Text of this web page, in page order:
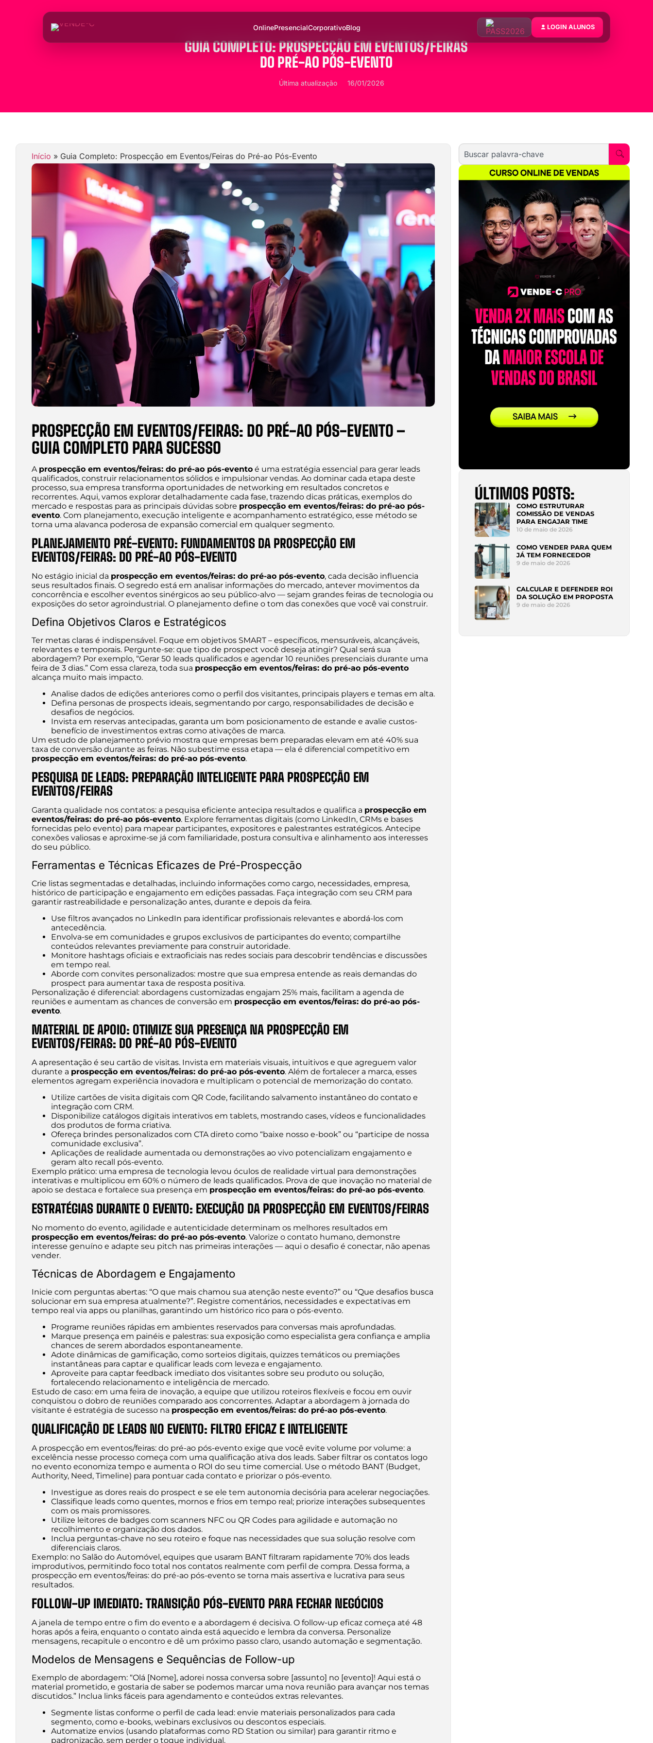
OnlinePresencialCorporativoBlog LOGIN ALUNOS
GUIA COMPLETO: PROSPECÇÃO EM EVENTOS/FEIRAS
DO PRÉ-AO PÓS-EVENTO
Última atualização 16/01/2026
Início » Guia Completo: Prospecção em Eventos/Feiras do Pré-ao Pós-Evento
PROSPECÇÃO EM EVENTOS/FEIRAS: DO PRÉ-AO PÓS-EVENTO –
GUIA COMPLETO PARA SUCESSO
A prospecção em eventos/feiras: do pré-ao pós-evento é uma estratégia essencial para gerar leads
qualificados, construir relacionamentos sólidos e impulsionar vendas. Ao dominar cada etapa deste
processo, sua empresa transforma oportunidades de networking em resultados concretos e
recorrentes. Aqui, vamos explorar detalhadamente cada fase, trazendo dicas práticas, exemplos do
mercado e respostas para as principais dúvidas sobre prospecção em eventos/feiras: do pré-ao pós-
evento. Com planejamento, execução inteligente e acompanhamento estratégico, esse método se
torna uma alavanca poderosa de expansão comercial em qualquer segmento.
PLANEJAMENTO PRÉ-EVENTO: FUNDAMENTOS DA PROSPECÇÃO EM
EVENTOS/FEIRAS: DO PRÉ-AO PÓS-EVENTO
No estágio inicial da prospecção em eventos/feiras: do pré-ao pós-evento, cada decisão influencia
seus resultados finais. O segredo está em analisar informações do mercado, antever movimentos da
concorrência e escolher eventos sinérgicos ao seu público-alvo — sejam grandes feiras de tecnologia ou
exposições do setor agroindustrial. O planejamento define o tom das conexões que você vai construir.
Defina Objetivos Claros e Estratégicos
Ter metas claras é indispensável. Foque em objetivos SMART – específicos, mensuráveis, alcançáveis,
relevantes e temporais. Pergunte-se: que tipo de prospect você deseja atingir? Qual será sua
abordagem? Por exemplo, “Gerar 50 leads qualificados e agendar 10 reuniões presenciais durante uma
feira de 3 dias.” Com essa clareza, toda sua prospecção em eventos/feiras: do pré-ao pós-evento
alcança muito mais impacto.
Analise dados de edições anteriores como o perfil dos visitantes, principais players e temas em alta.
Defina personas de prospects ideais, segmentando por cargo, responsabilidades de decisão e
desafios de negócios.
Invista em reservas antecipadas, garanta um bom posicionamento de estande e avalie custos-
benefício de investimentos extras como ativações de marca.
Um estudo de planejamento prévio mostra que empresas bem preparadas elevam em até 40% sua
taxa de conversão durante as feiras. Não subestime essa etapa — ela é diferencial competitivo em
prospecção em eventos/feiras: do pré-ao pós-evento.
PESQUISA DE LEADS: PREPARAÇÃO INTELIGENTE PARA PROSPECÇÃO EM
EVENTOS/FEIRAS
Garanta qualidade nos contatos: a pesquisa eficiente antecipa resultados e qualifica a prospecção em
eventos/feiras: do pré-ao pós-evento. Explore ferramentas digitais (como LinkedIn, CRMs e bases
fornecidas pelo evento) para mapear participantes, expositores e palestrantes estratégicos. Antecipe
conexões valiosas e aproxime-se já com familiaridade, postura consultiva e alinhamento aos interesses
do seu público.
Ferramentas e Técnicas Eficazes de Pré-Prospecção
Crie listas segmentadas e detalhadas, incluindo informações como cargo, necessidades, empresa,
histórico de participação e engajamento em edições passadas. Faça integração com seu CRM para
garantir rastreabilidade e personalização antes, durante e depois da feira.
Use filtros avançados no LinkedIn para identificar profissionais relevantes e abordá-los com
antecedência.
Envolva-se em comunidades e grupos exclusivos de participantes do evento; compartilhe
conteúdos relevantes previamente para construir autoridade.
Monitore hashtags oficiais e extraoficiais nas redes sociais para descobrir tendências e discussões
em tempo real.
Aborde com convites personalizados: mostre que sua empresa entende as reais demandas do
prospect para aumentar taxa de resposta positiva.
Personalização é diferencial: abordagens customizadas engajam 25% mais, facilitam a agenda de
reuniões e aumentam as chances de conversão em prospecção em eventos/feiras: do pré-ao pós-
evento.
MATERIAL DE APOIO: OTIMIZE SUA PRESENÇA NA PROSPECÇÃO EM
EVENTOS/FEIRAS: DO PRÉ-AO PÓS-EVENTO
A apresentação é seu cartão de visitas. Invista em materiais visuais, intuitivos e que agreguem valor
durante a prospecção em eventos/feiras: do pré-ao pós-evento. Além de fortalecer a marca, esses
elementos agregam experiência inovadora e multiplicam o potencial de memorização do contato.
Utilize cartões de visita digitais com QR Code, facilitando salvamento instantâneo do contato e
integração com CRM.
Disponibilize catálogos digitais interativos em tablets, mostrando cases, vídeos e funcionalidades
dos produtos de forma criativa.
Ofereça brindes personalizados com CTA direto como “baixe nosso e-book” ou “participe de nossa
comunidade exclusiva”.
Aplicações de realidade aumentada ou demonstrações ao vivo potencializam engajamento e
geram alto recall pós-evento.
Exemplo prático: uma empresa de tecnologia levou óculos de realidade virtual para demonstrações
interativas e multiplicou em 60% o número de leads qualificados. Prova de que inovação no material de
apoio se destaca e fortalece sua presença em prospecção em eventos/feiras: do pré-ao pós-evento.
ESTRATÉGIAS DURANTE O EVENTO: EXECUÇÃO DA PROSPECÇÃO EM EVENTOS/FEIRAS
No momento do evento, agilidade e autenticidade determinam os melhores resultados em
prospecção em eventos/feiras: do pré-ao pós-evento. Valorize o contato humano, demonstre
interesse genuíno e adapte seu pitch nas primeiras interações — aqui o desafio é conectar, não apenas
vender.
Técnicas de Abordagem e Engajamento
Inicie com perguntas abertas: “O que mais chamou sua atenção neste evento?” ou “Que desafios busca
solucionar em sua empresa atualmente?”. Registre comentários, necessidades e expectativas em
tempo real via apps ou planilhas, garantindo um histórico rico para o pós-evento.
Programe reuniões rápidas em ambientes reservados para conversas mais aprofundadas.
Marque presença em painéis e palestras: sua exposição como especialista gera confiança e amplia
chances de serem abordados espontaneamente.
Adote dinâmicas de gamificação, como sorteios digitais, quizzes temáticos ou premiações
instantâneas para captar e qualificar leads com leveza e engajamento.
Aproveite para captar feedback imediato dos visitantes sobre seu produto ou solução,
fortalecendo relacionamento e inteligência de mercado.
Estudo de caso: em uma feira de inovação, a equipe que utilizou roteiros flexíveis e focou em ouvir
conquistou o dobro de reuniões comparado aos concorrentes. Adaptar a abordagem à jornada do
visitante é estratégia de sucesso na prospecção em eventos/feiras: do pré-ao pós-evento.
QUALIFICAÇÃO DE LEADS NO EVENTO: FILTRO EFICAZ E INTELIGENTE
A prospecção em eventos/feiras: do pré-ao pós-evento exige que você evite volume por volume: a
excelência nesse processo começa com uma qualificação ativa dos leads. Saber filtrar os contatos logo
no evento economiza tempo e aumenta o ROI do seu time comercial. Use o método BANT (Budget,
Authority, Need, Timeline) para pontuar cada contato e priorizar o pós-evento.
Investigue as dores reais do prospect e se ele tem autonomia decisória para acelerar negociações.
Classifique leads como quentes, mornos e frios em tempo real; priorize interações subsequentes
com os mais promissores.
Utilize leitores de badges com scanners NFC ou QR Codes para agilidade e automação no
recolhimento e organização dos dados.
Inclua perguntas-chave no seu roteiro e foque nas necessidades que sua solução resolve com
diferenciais claros.
Exemplo: no Salão do Automóvel, equipes que usaram BANT filtraram rapidamente 70% dos leads
improdutivos, permitindo foco total nos contatos realmente com perfil de compra. Dessa forma, a
prospecção em eventos/feiras: do pré-ao pós-evento se torna mais assertiva e lucrativa para seus
resultados.
FOLLOW-UP IMEDIATO: TRANSIÇÃO PÓS-EVENTO PARA FECHAR NEGÓCIOS
A janela de tempo entre o fim do evento e a abordagem é decisiva. O follow-up eficaz começa até 48
horas após a feira, enquanto o contato ainda está aquecido e lembra da conversa. Personalize
mensagens, recapitule o encontro e dê um próximo passo claro, usando automação e segmentação.
Modelos de Mensagens e Sequências de Follow-up
Exemplo de abordagem: “Olá [Nome], adorei nossa conversa sobre [assunto] no [evento]! Aqui está o
material prometido, e gostaria de saber se podemos marcar uma nova reunião para avançar nos temas
discutidos.” Inclua links fáceis para agendamento e conteúdos extras relevantes.
Segmente listas conforme o perfil de cada lead: envie materiais personalizados para cada
segmento, como e-books, webinars exclusivos ou descontos especiais.
Automatize envios (usando plataformas como RD Station ou similar) para garantir ritmo e
padronização, sem perder o toque individual.
ÚLTIMOS POSTS:
COMO ESTRUTURAR
COMISSÃO DE VENDAS
PARA ENGAJAR TIME
10 de maio de 2026
COMO VENDER PARA QUEM
JÁ TEM FORNECEDOR
9 de maio de 2026
CALCULAR E DEFENDER ROI
DA SOLUÇÃO EM PROPOSTA
9 de maio de 2026